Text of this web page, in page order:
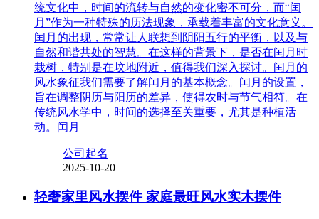
统文化中，时间的流转与自然的变化密不可分，而“闰
月”作为一种特殊的历法现象，承载着丰富的文化意义。
闰月的出现，常常让人联想到阴阳五行的平衡，以及与
自然和谐共处的智慧。在这样的背景下，是否在闰月时
栽树，特别是在坟地附近，值得我们深入探讨。闰月的
风水象征我们需要了解闰月的基本概念。闰月的设置，
旨在调整阴历与阳历的差异，使得农时与节气相符。在
传统风水学中，时间的选择至关重要，尤其是种植活
动。闰月
公司起名
2025-10-20
轻奢家里风水摆件 家庭最旺风水实木摆件